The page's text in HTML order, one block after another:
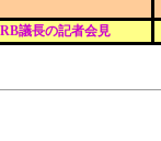
議長の記者会見